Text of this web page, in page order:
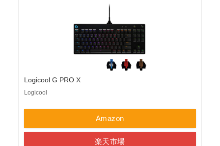
Logicool G PRO X
Logicool
Amazon
楽天市場